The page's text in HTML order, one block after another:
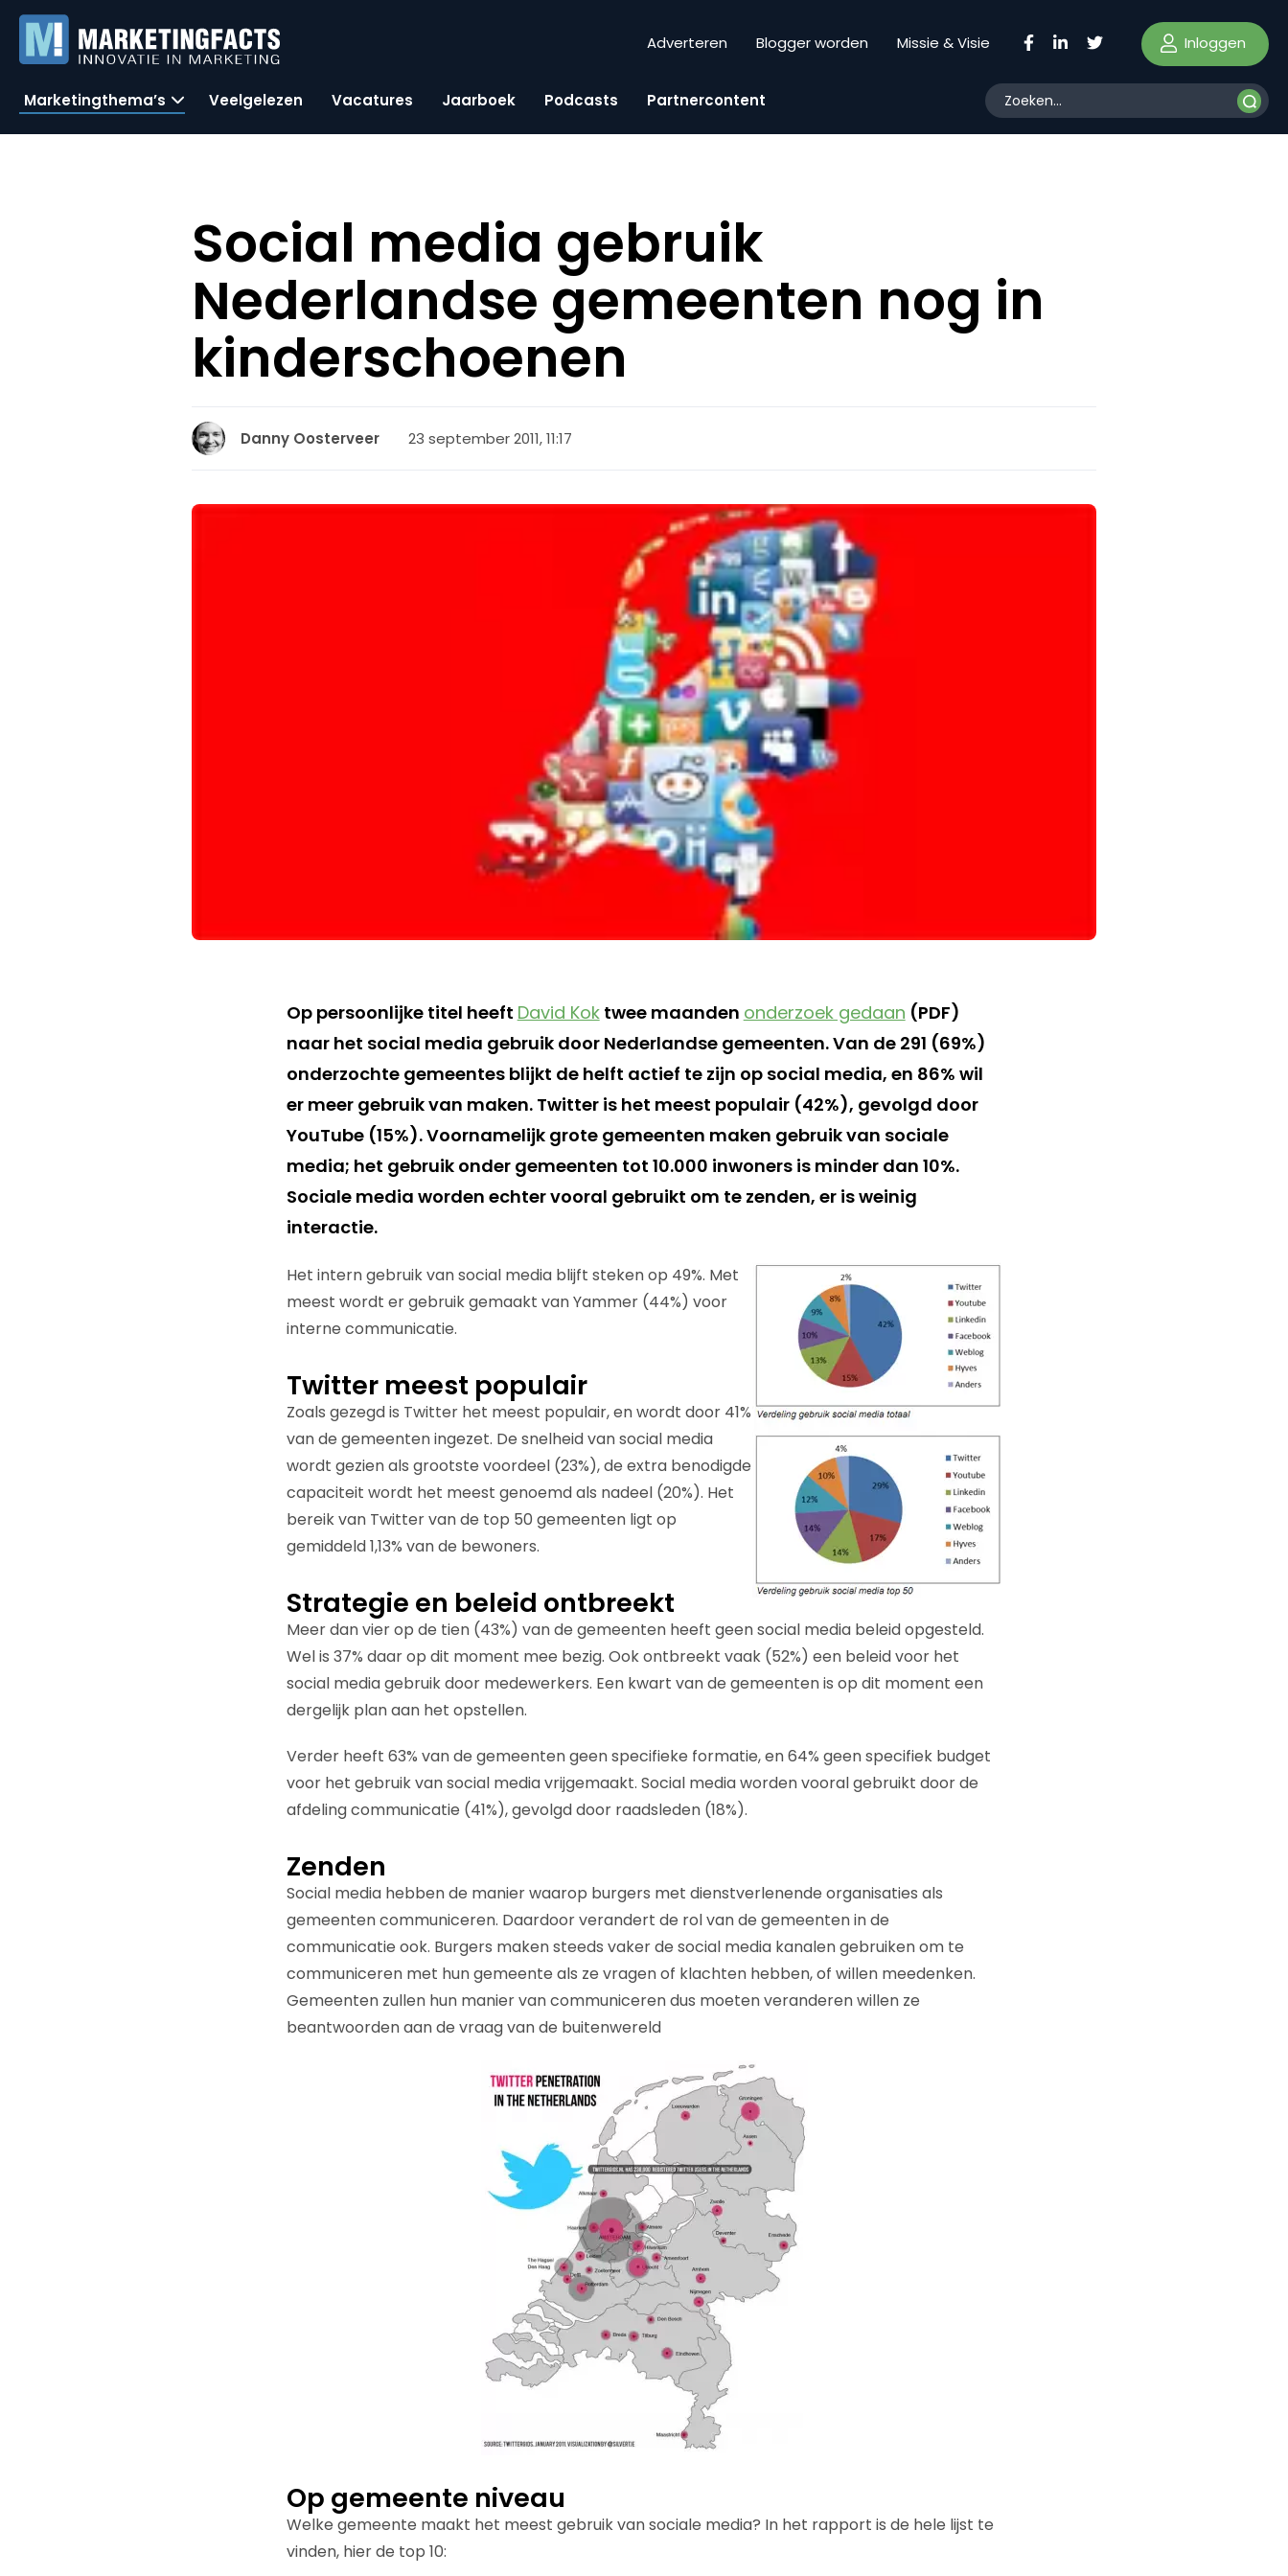
Adverteren Blogger worden Missie & Visie Inloggen
Marketingthema’s Veelgelezen Vacatures Jaarboek Podcasts Partnercontent
Social media gebruik
Nederlandse gemeenten nog in
kinderschoenen
Danny Oosterveer 23 september 2011, 11:17
Op persoonlijke titel heeft David Koktwee maanden onderzoek gedaan (PDF)
naar het social media gebruik door Nederlandse gemeenten. Van de 291 (69%)
onderzochte gemeentes blijkt de helft actief te zijn op social media, en 86% wil
er meer gebruik van maken. Twitter is het meest populair (42%), gevolgd door
YouTube (15%). Voornamelijk grote gemeenten maken gebruik van sociale
media; het gebruik onder gemeenten tot 10.000 inwoners is minder dan 10%.
Sociale media worden echter vooral gebruikt om te zenden, er is weinig
interactie.
Het intern gebruik van social media blijft steken op 49%. Met
meest wordt er gebruik gemaakt van Yammer (44%) voor
interne communicatie.
Twitter meest populair
Zoals gezegd is Twitter het meest populair, en wordt door 41%
van de gemeenten ingezet. De snelheid van social media
wordt gezien als grootste voordeel (23%), de extra benodigde
capaciteit wordt het meest genoemd als nadeel (20%). Het
bereik van Twitter van de top 50 gemeenten ligt op
gemiddeld 1,13% van de bewoners.
Strategie en beleid ontbreekt
Meer dan vier op de tien (43%) van de gemeenten heeft geen social media beleid opgesteld.
Wel is 37% daar op dit moment mee bezig. Ook ontbreekt vaak (52%) een beleid voor het
social media gebruik door medewerkers. Een kwart van de gemeenten is op dit moment een
dergelijk plan aan het opstellen.
Verder heeft 63% van de gemeenten geen specifieke formatie, en 64% geen specifiek budget
voor het gebruik van social media vrijgemaakt. Social media worden vooral gebruikt door de
afdeling communicatie (41%), gevolgd door raadsleden (18%).
Zenden
Social media hebben de manier waarop burgers met dienstverlenende organisaties als
gemeenten communiceren. Daardoor verandert de rol van de gemeenten in de
communicatie ook. Burgers maken steeds vaker de social media kanalen gebruiken om te
communiceren met hun gemeente als ze vragen of klachten hebben, of willen meedenken.
Gemeenten zullen hun manier van communiceren dus moeten veranderen willen ze
beantwoorden aan de vraag van de buitenwereld
Op gemeente niveau
Welke gemeente maakt het meest gebruik van sociale media? In het rapport is de hele lijst te
vinden, hier de top 10: